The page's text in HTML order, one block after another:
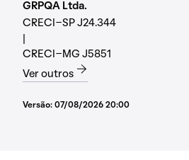
GRPQA Ltda.
CRECI-SP J24.344
CRECI-MG J5851
Ver outros
Versão: 07/08/2026 20:00